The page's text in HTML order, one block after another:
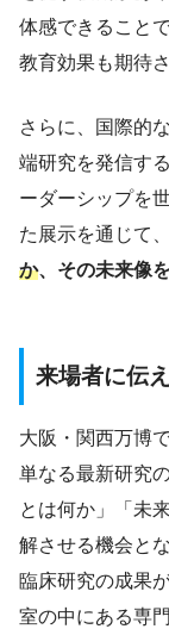
体感できること
教育効果も期待
さらに、国際的
端研究を発信す
ーダーシップを
た展示を通じて、
か、その未来像
来場者に伝
大阪・関西万博
単なる最新研究
とは何か」「未
解させる機会と
臨床研究の成果
室の中にある専